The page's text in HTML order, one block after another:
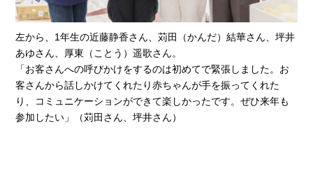
左から、1年生の近藤静香さん、苅田（かんだ）結華さん、坪井
あゆさん、厚東（ことう）遥歌さん。
「お客さんへの呼びかけをするのは初めてで緊張しました。お
客さんから話しかけてくれたり赤ちゃんが手を振ってくれた
り、コミュニケーションができて楽しかったです。ぜひ来年も
参加したい」（苅田さん、坪井さん）